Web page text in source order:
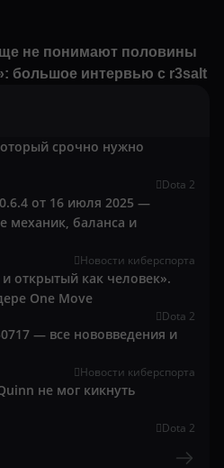
не понимают половины
большое интервью с r3salt
срочно нужно
Dota 2
от 16 июля 2025 —
механик, баланса и
Новости киберспорта
открытый как человек».
One Move
Dota 2
— все нововведения и
Новости киберспорта
не мог кикнуть
Dota 2